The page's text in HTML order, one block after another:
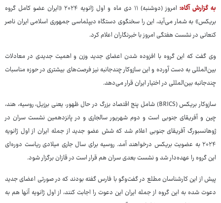
به گزارش آگاه:
امروز (دوشنبه) ۱۱ دی ماه و اول ژانویه ۲۰۲۴ «ایران عضو کامل گروه
بریکس» به شمار می‌آید، این را سخنگوی دستگاه دیپلماسی جمهوری اسلامی ایران ناصر
کنعانی در نشست هفتگی امروز با خبرنگاران اعلام کرد.
وی گفت که این گروه با افزوده شدن اعضای جدید وزن و اهمیت جدیدی در معادلات
بین‌المللی به دست آورده و این سازوکار چندجانبه نیز فرصت‌های بیشتری در حوزه مناسبات
چندجانبه بین‌المللی در اختیار ایران قرار می‌دهد.
سازوکار بریکس (BRICS) شامل پنج اقتصاد بزرگ در حال ظهور، یعنی برزیل، روسیه، هند،
چین و آفریقای جنوبی است و دوم شهریور سالجاری و در پانزدهمین نشست سران در
ژوهانسبورگ آفریقای جنوبی اعلام شد که شش عضو جدید از جمله ایران از اول ژانویه
۲۰۲۴ به عضویت بریکس درخواهند آمد. روسیه برای سال جاری میلادی ریاست دوره‌ای
این گروه را عهده‌دار شد و نشست بعدی سران هم قرار است در قازان برگزار شود.
پیش از این کارشناسان مطلع در گفت‌وگو با فارس گفته بودند که در صورتی اعضای جدید
دعوت شده به این گروه از جمله ایران این دعوت را اجابت کنند، از اول ژانویه آنها هم به